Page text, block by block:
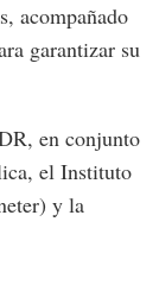
acompañado
garantizar su
en conjunto
el Instituto
y la